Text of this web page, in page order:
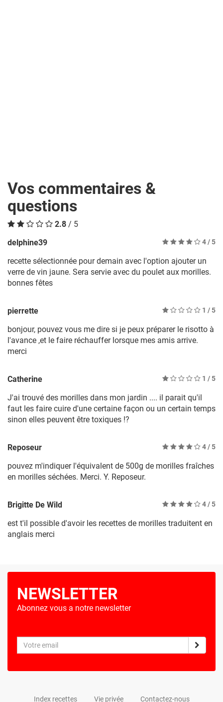
Vos commentaires &
questions
2.8 / 5
delphine39
4/ 5
recette sélectionnée pour demain avec l'option ajouter un
verre de vin jaune. Sera servie avec du poulet aux morilles.
bonnes fêtes
pierrette 1 / 5
bonjour, pouvez vous me dire si je peux préparer le risotto à
l'avance ,et le faire réchauffer lorsque mes amis arrive.
merci
Catherine 1 / 5
J'ai trouvé des morilles dans mon jardin .... il parait qu'il
faut les faire cuire d'une certaine façon ou un certain temps
sinon elles peuvent être toxiques !?
Reposeur 4/ 5
pouvez m'indiquer l'équivalent de 500g de morilles fraîches
en morilles séchées. Merci. Y. Reposeur.
Brigitte De Wild 4/ 5
est t'il possible d'avoir les recettes de morilles traduitent en
anglais merci
NEWSLETTER
Abonnez vous a notre newsletter
Index recettes Vie privée Contactez-nous